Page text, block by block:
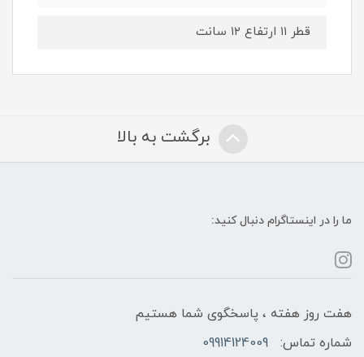
قطر ۱۱ ارتفاع ۱۲ سانت
برگشت به بالا
ما را در اینستاگرام دنبال کنید:
هفت روز هفته ، پاسخگوی شما هستیم
شماره تماس:
09914124009